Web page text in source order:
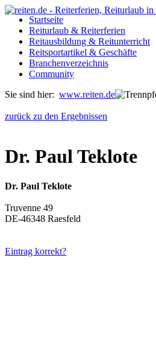
Startseite
Reiturlaub & Reiterferien
Reitausbildung & Reitunterricht
Reitsportartikel & Geschäfte
Branchenverzeichnis
Community
Sie sind hier: www.reiten.de
zurück zu den Ergebnissen
Dr. Paul Teklote
Dr. Paul Teklote
Truvenne 49
DE-46348 Raesfeld
Eintrag korrekt?